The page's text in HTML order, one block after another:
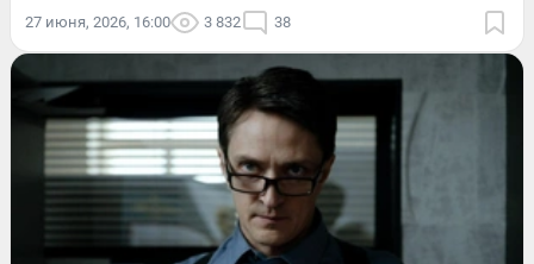
27 июня, 2026, 16:00 3 832 38